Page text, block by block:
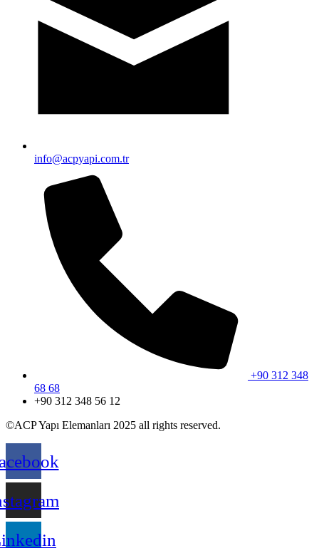
info@acpyapi.com.tr
+90 312 348
68 68
+90 312 348 56 12
©ACP Yapı Elemanları 2025 all rights reserved.